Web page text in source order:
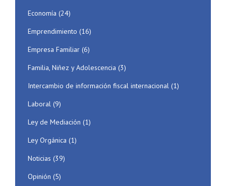
Economía (24)
Emprendimiento (16)
Empresa Familiar (6)
Familia, Niñez y Adolescencia (3)
Intercambio de información fiscal internacional (1)
Laboral (9)
Ley de Mediación (1)
Ley Orgánica (1)
Noticias (39)
Opinión (5)